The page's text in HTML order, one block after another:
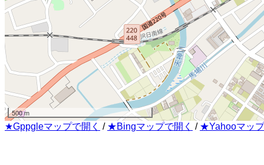
500 m
★Gppgleマップで開く / ★Bingマップで開く / ★Yahooマッ